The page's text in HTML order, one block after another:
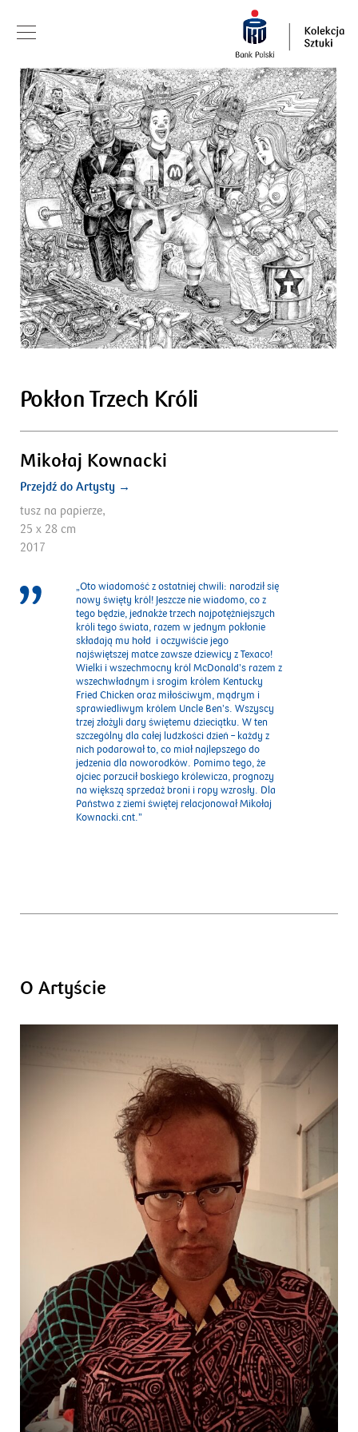
Pokłon Trzech Króli
Mikołaj Kownacki
Przejdź do Artysty →
tusz na papierze,
25 x 28 cm
2017
„Oto wiadomość z ostatniej chwili: narodził się
nowy święty król! Jeszcze nie wiadomo, co z
tego będzie, jednakże trzech najpotężniejszych
króli tego świata, razem w jednym pokłonie
składają mu hołd i oczywiście jego
najświętszej matce zawsze dziewicy z Texaco!
Wielki i wszechmocny król McDonald’s razem z
wszechwładnym i srogim królem Kentucky
Fried Chicken oraz miłościwym, mądrym i
sprawiedliwym królem Uncle Ben’s. Wszyscy
trzej złożyli dary świętemu dzieciątku. W ten
szczególny dla całej ludzkości dzień – każdy z
nich podarował to, co miał najlepszego do
jedzenia dla noworodków. Pomimo tego, że
ojciec porzucił boskiego królewicza, prognozy
na większą sprzedaż broni i ropy wzrosły. Dla
Państwa z ziemi świętej relacjonował Mikołaj
Kownacki.cnt.”
O Artyście